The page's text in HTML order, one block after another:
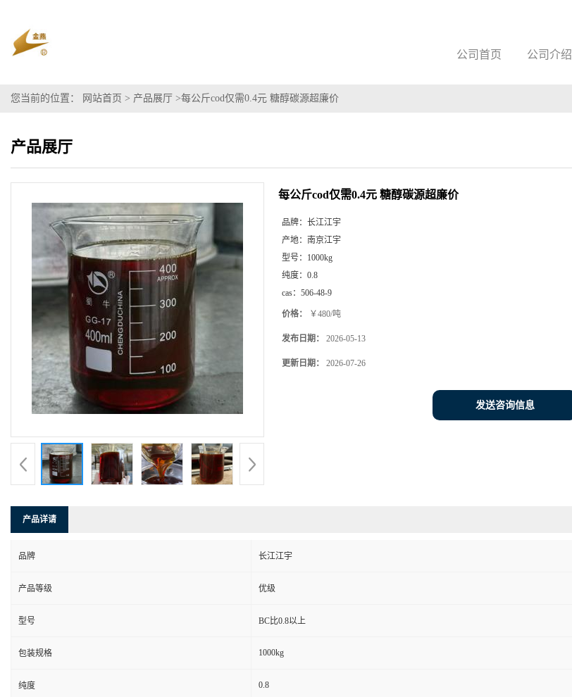
公司首页 公司介绍
您当前的位置： 网站首页 > 产品展厅 >每公斤cod仅需0.4元 糖醇碳源超廉价
产品展厅
每公斤cod仅需0.4元 糖醇碳源超廉价
品牌： 长江江宇
产地： 南京江宇
型号： 1000kg
纯度： 0.8
cas： 506-48-9
价格： ￥480/吨
发布日期： 2026-05-13
更新日期： 2026-07-26
发送咨询信息
产品详请
品牌 长江江宇
产品等级 优级
型号 BC比0.8以上
包装规格 1000kg
纯度 0.8